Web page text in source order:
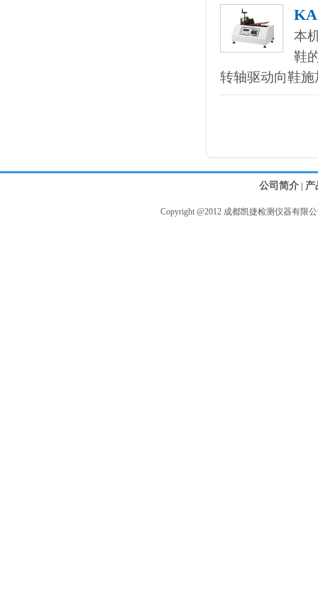
本
鞋
转轴驱动向鞋
公司简介| 产
Copyright @2012 成都凯捷检测仪器有限